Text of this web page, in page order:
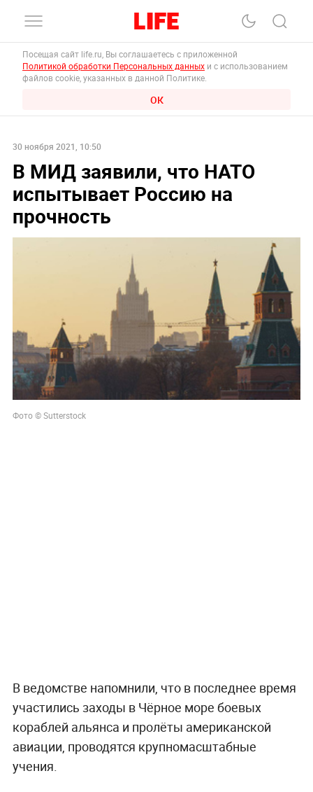
Посещая сайт life.ru, Вы соглашаетесь с приложенной
Политикой обработки Персональных данных и с использованием
файлов cookie, указанных в данной Политике.
ОК
30 ноября 2021, 10:50
В МИД заявили, что НАТО
испытывает Россию на
прочность
Фото © Sutterstock
В ведомстве напомнили, что в последнее время
участились заходы в Чёрное море боевых
кораблей альянса и пролёты американской
авиации, проводятся крупномасштабные
учения.